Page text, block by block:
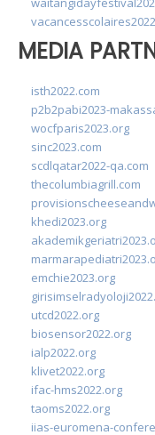
MEDIA
isth2022.com
p2b2pabi2023-
wocfparis2023.org
sinc2023.com
scdlqatar2022-qa.com
thecolumbiagrill.com
khedi2023.org
emchie2023.org
utcd2022.org
biosensor2022.org
ialp2022.org
klivet2022.org
ifac-hms2022.org
taoms2022.org
iias-euromena-